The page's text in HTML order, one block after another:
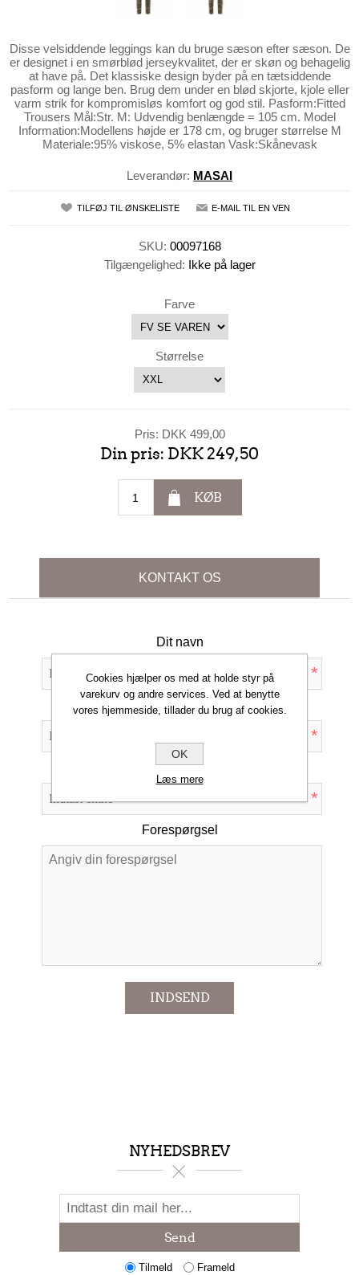
Disse velsiddende leggings kan du bruge sæson efter sæson. De
er designet i en smørblød jerseykvalitet, der er skøn og behagelig
at have på. Det klassiske design byder på en tætsiddende
pasform og lange ben. Brug dem under en blød skjorte, kjole eller
varm strik for kompromisløs komfort og god stil. Pasform:Fitted
Trousers Mål:Str. M: Udvendig benlængde = 105 cm. Model
Information:Modellens højde er 178 cm, og bruger størrelse M
Materiale:95% viskose, 5% elastan Vask:Skånevask
Leverandør: MASAI
TILFØJ TIL ØNSKELISTE E-MAIL TIL EN VEN
SKU: 00097168
Tilgængelighed: Ikke på lager
Farve
Størrelse
Pris: DKK 499,00
Din pris: DKK 249,50
KØB
KONTAKT OS
Dit navn
*
Din e-mail
*
Emne:
*
Forespørgsel
INDSEND
NYHEDSBREV
Send
Tilmeld Frameld
Cookies hjælper os med at holde styr på
varekurv og andre services. Ved at benytte
vores hjemmeside, tillader du brug af cookies.
OK
Læs mere